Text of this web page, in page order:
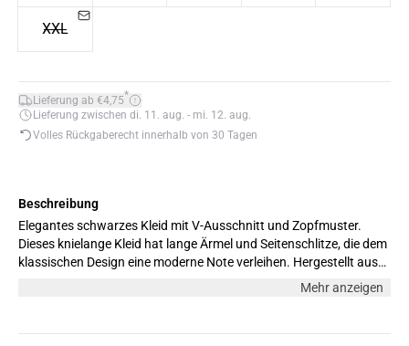
XXL
Lieferung ab €4,75*
Lieferung zwischen di. 11. aug. - mi. 12. aug.
Volles Rückgaberecht innerhalb von 30 Tagen
Beschreibung
Elegantes schwarzes Kleid mit V-Ausschnitt und Zopfmuster.
Dieses knielange Kleid hat lange Ärmel und Seitenschlitze, die dem
klassischen Design eine moderne Note verleihen. Hergestellt aus
weichem und bequemem Material, ideal für den täglichenMehr anzeigen